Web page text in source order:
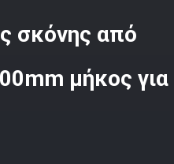
σκόνης από
μήκος για